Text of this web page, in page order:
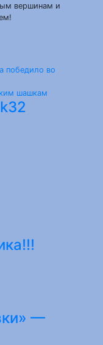
вершинам и
победило во
шашкам
—